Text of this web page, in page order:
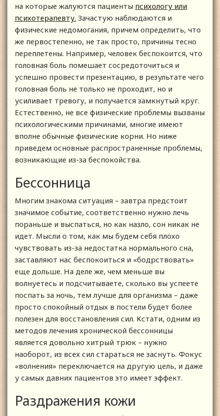
на которые жалуются пациенты психологу или
психотерапевту. Зачастую наблюдаются и
физические недомогания, причем определить, что
же первостепенно, не так просто, причины тесно
переплетены. Например, человек беспокоится, что
головная боль помешает сосредоточиться и
успешно провести презентацию, в результате чего
головная боль не только не проходит, но и
усиливает тревогу, и получается замкнутый круг.
Естественно, не все физические проблемы вызваны
психологическими причинами, многие имеют
вполне обычные физические корни. Но ниже
приведем основные распространенные проблемы,
возникающие из-за беспокойства.
Бессонница
Многим знакома ситуация – завтра предстоит
значимое событие, соответственно нужно лечь
пораньше и выспаться, но как назло, сон никак не
идет. Мысли о том, как мы будем себя плохо
чувствовать из-за недостатка нормального сна,
заставляют нас беспокоиться и «бодрствовать»
еще дольше. На деле же, чем меньше вы
волнуетесь и подсчитываете, сколько вы успеете
поспать за ночь, тем лучше для организма – даже
просто спокойный отдых в постели будет более
полезен для восстановления сил. Кстати, одним из
методов лечения хронической бессонницы
является довольно хитрый трюк – нужно
наоборот, из всех сил стараться не заснуть. Фокус
«волнения» переключается на другую цель, и даже
у самых давних пациентов это имеет эффект.
Раздражения кожи